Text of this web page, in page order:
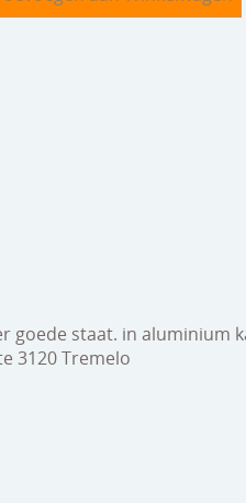
goede staat. in aluminium
3120 Tremelo